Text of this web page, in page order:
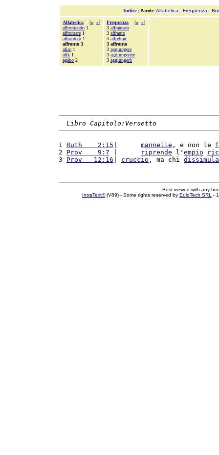
Indice| Parole: Alfabetica - Frequenza -
Alfabetica [« »]
affrontando 1
affrontare 1
affronterò 1
affronto 3
afiac 1
afik 1
agabo 2
Frequenza [« »]
3 affrancato
3 affranto
3 affrettare
3 affronto
3 aggiungere
3 aggiungerete
3 aggiungerò
Libro Capitolo:Versetto
1 Ruth    2:15 mannelle , e non le
2 Prov    9:7 riprende l' empio
3 Prov   12:16 cruccio , ma chi dissimula
Best viewed with any
IntraText®(V89) - Some rights reserved by EuloTech SRL -